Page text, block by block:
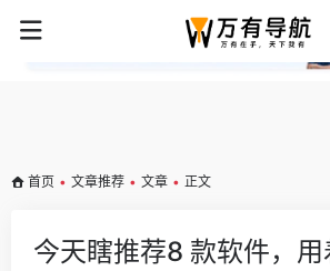
首页 • 文章推荐 • 文章 • 正文
今天瞎推荐8 款软件，